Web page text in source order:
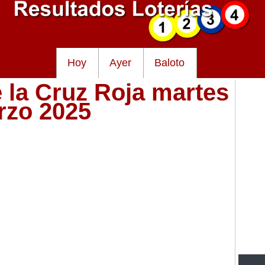
Hoy Ayer Baloto
Cruz Roja martes
2025